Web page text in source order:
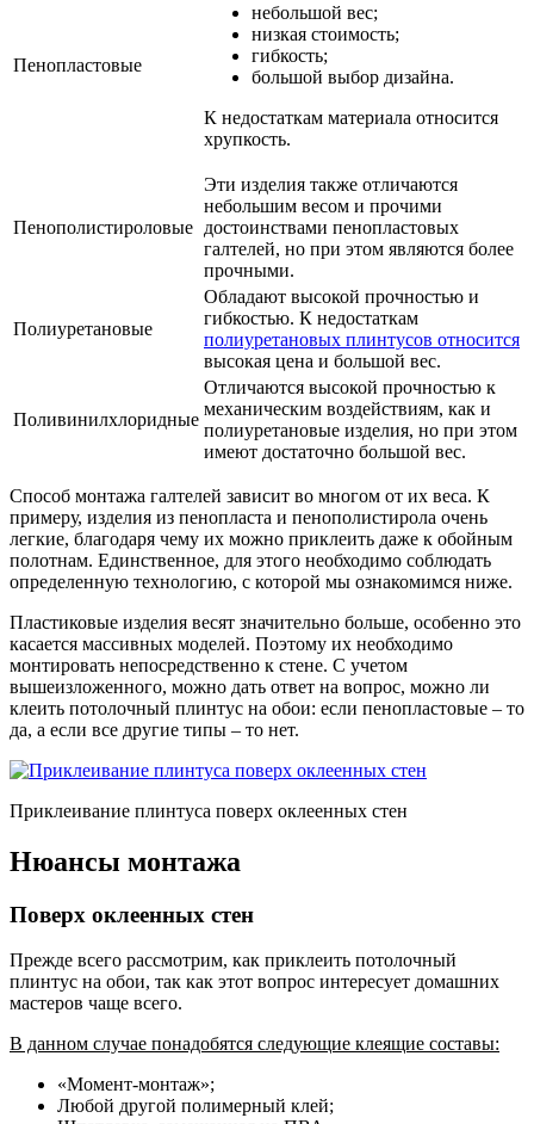
Пенопластовые
небольшой вес;
низкая стоимость;
гибкость;
большой выбор дизайна.
К недостаткам материала относится
хрупкость.
Пенополистироловые
Эти изделия также отличаются
небольшим весом и прочими
достоинствами пенопластовых
галтелей, но при этом являются более
прочными.
Полиуретановые
Обладают высокой прочностью и
гибкостью. К недостаткам
полиуретановых плинтусов относится
высокая цена и большой вес.
Поливинилхлоридные
Отличаются высокой прочностью к
механическим воздействиям, как и
полиуретановые изделия, но при этом
имеют достаточно большой вес.
Способ монтажа галтелей зависит во многом от их веса. К
примеру, изделия из пенопласта и пенополистирола очень
легкие, благодаря чему их можно приклеить даже к обойным
полотнам. Единственное, для этого необходимо соблюдать
определенную технологию, с которой мы ознакомимся ниже.
Пластиковые изделия весят значительно больше, особенно это
касается массивных моделей. Поэтому их необходимо
монтировать непосредственно к стене. С учетом
вышеизложенного, можно дать ответ на вопрос, можно ли
клеить потолочный плинтус на обои: если пенопластовые – то
да, а если все другие типы – то нет.
Приклеивание плинтуса поверх оклеенных стен
Нюансы монтажа
Поверх оклеенных стен
Прежде всего рассмотрим, как приклеить потолочный
плинтус на обои, так как этот вопрос интересует домашних
мастеров чаще всего.
В данном случае понадобятся следующие клеящие составы:
«Момент-монтаж»;
Любой другой полимерный клей;